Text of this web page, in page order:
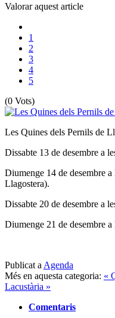
Valorar aquest article
1
2
3
4
5
(0 Vots)
Les Quines dels Pernils de
Dissabte 13 de desembre a
Diumenge 14 de desembre
Llagostera).
Dissabte 20 de desembre a
Diumenge 21 de desembre
Publicat a Agenda
Més en aquesta categoria: «
Lacustària »
Comentaris